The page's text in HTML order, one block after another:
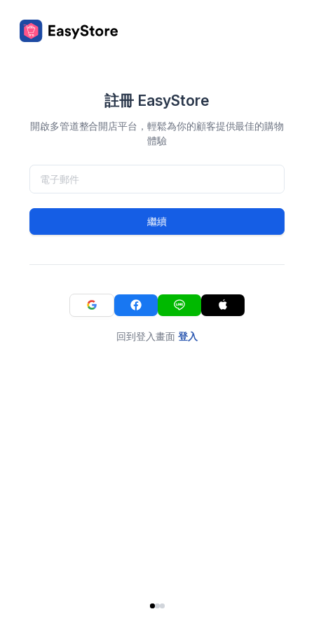
註冊 EasyStore
開啟多管道整合開店平台，輕鬆為你的顧客提供最佳的購物
體驗
繼續
回到登入畫面 登入